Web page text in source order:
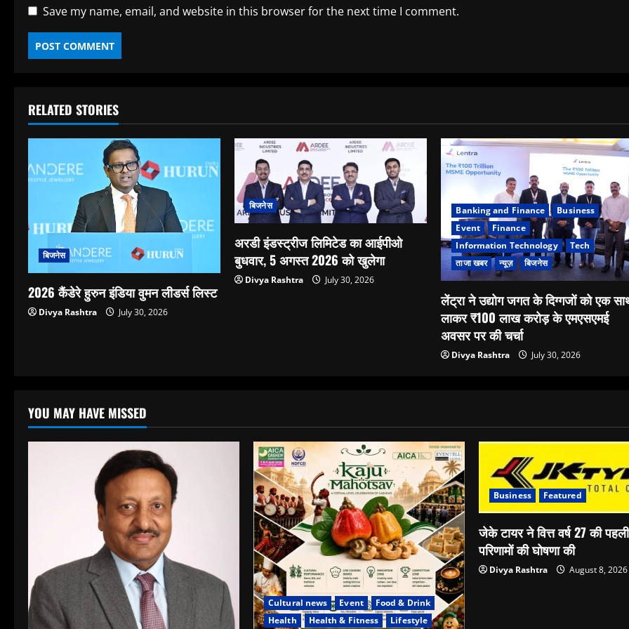
Save my name, email, and website in this browser for the next time I comment.
RELATED STORIES
बिजनेस
2026 कैंडेरे हुरुन इंडिया वुमन लीडर्स लिस्ट
Divya Rashtra July 30, 2026
बिजनेस
अरडी इंडस्ट्रीज लिमिटेड का आईपीओ
बुधवार, 5 अगस्त 2026 को खुलेगा
Divya Rashtra July 30, 2026
Banking and Finance
Business
Event
Finance
Information Technology
Tech
ताजा खबर
न्यूज़ बिजनेस
लेंट्रा ने उद्योग जगत के दिग्गजों को एक
लाकर ₹100 लाख करोड़ के एमएसएमई
अवसर पर की चर्चा
Divya Rashtra July 30, 2026
YOU MAY HAVE MISSED
Cultural news Event
Food & Drink
Health
Health & Fitness Lifestyle
Business Featured
जेके टायर ने वित्त वर्ष 27 की
परिणामों की घोषणा की
Divya Rashtra August 8, 2026